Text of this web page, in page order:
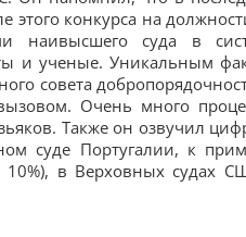
этого конкурса на
наивысшего суда в
и ученые. Уникальным
совета
Очень много
Также он озвучил
суде Португалии, к
10%), в Верховных судах